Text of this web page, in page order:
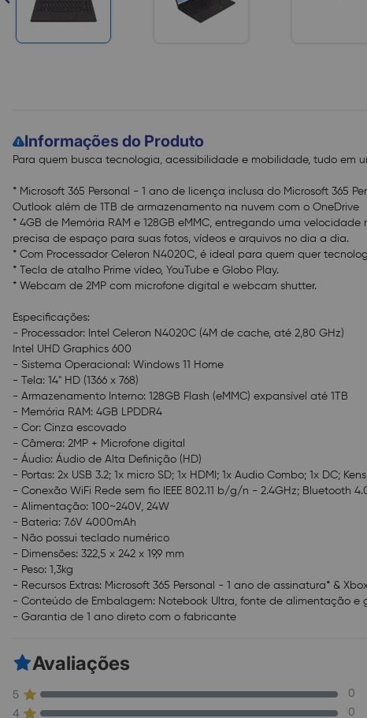
Informações do Produto
Para quem busca tecnologia, acessibilidade e mobilidade, tudo em
* Microsoft 365 Personal - 1 ano de licença inclusa do Microsoft 365
Outlook além de 1TB de armazenamento na nuvem com o OneDrive
* 4GB de Memória RAM e 128GB eMMC, entregando uma
precisa de espaço para suas fotos, vídeos e arquivos no dia a dia.
* Com Processador Celeron N4020C, é ideal para quem quer
* Tecla de atalho Prime vídeo, YouTube e Globo Play.
* Webcam de 2MP com microfone digital e webcam shutter.
Especificações:
- Processador: Intel Celeron N4020C (4M de cache, até 2,80 GHz)
Intel UHD Graphics 600
- Sistema Operacional: Windows 11 Home
- Tela: 14" HD (1366 x 768)
- Armazenamento Interno: 128GB Flash (eMMC) expansível até 1TB
- Memória RAM: 4GB LPDDR4
- Cor: Cinza escovado
- Câmera: 2MP + Microfone digital
- Áudio: Áudio de Alta Definição (HD)
- Portas: 2x USB 3.2; 1x micro SD; 1x HDMI; 1x Audio Combo; 1x DC;
- Conexão WiFi Rede sem fio IEEE 802.11 b/g/n - 2.4GHz; Bluetooth
- Alimentação: 100~240V, 24W
- Bateria: 7.6V 4000mAh
- Não possui teclado numérico
- Dimensões: 322,5 x 242 x 19,9 mm
- Peso: 1,3kg
- Recursos Extras: Microsoft 365 Personal - 1 ano de assinatura* &
- Conteúdo de Embalagem: Notebook Ultra, fonte de alimentação e
- Garantia de 1 ano direto com o fabricante
Avaliações
5
0
4
0